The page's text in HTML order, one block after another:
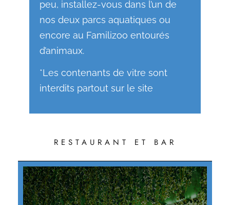
peu, installez-vous dans l’un de
nos deux parcs aquatiques ou
encore au Familizoo entourés
d’animaux.
*Les contenants de vitre sont
interdits partout sur le site
RESTAURANT ET BAR